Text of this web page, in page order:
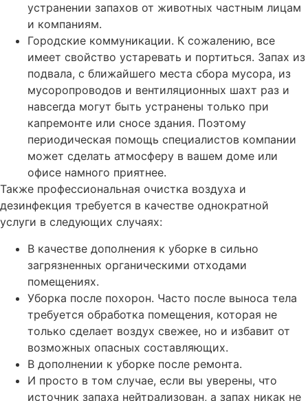
устранении запахов от животных частным лицам
и компаниям.
Городские коммуникации. К сожалению, все
имеет свойство устаревать и портиться. Запах из
подвала, с ближайшего места сбора мусора, из
мусоропроводов и вентиляционных шахт раз и
навсегда могут быть устранены только при
капремонте или сносе здания. Поэтому
периодическая помощь специалистов компании
может сделать атмосферу в вашем доме или
офисе намного приятнее.
Также профессиональная очистка воздуха и
дезинфекция требуется в качестве однократной
услуги в следующих случаях:
В качестве дополнения к уборке в сильно
загрязненных органическими отходами
помещениях.
Уборка после похорон. Часто после выноса тела
требуется обработка помещения, которая не
только сделает воздух свежее, но и избавит от
возможных опасных составляющих.
В дополнении к уборке после ремонта.
И просто в том случае, если вы уверены, что
источник запаха нейтрализован, а запах никак не